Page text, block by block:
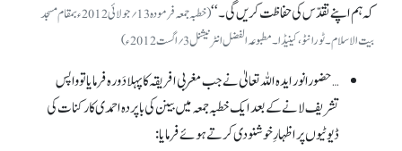
کہ ہم اپنے تقدّس کی حفاظت کریں گی۔ ‘‘
(خطبہ جمعہ فرمودہ 13؍ جولائی 2012ء بمقام مسجد
بیت الاسلام۔ ٹورانٹو، کینیڈا۔ مطبوعہ الفضل انٹرنیشنل 3؍اگست 2012ء)
…حضورانور ایدہ اللہ تعالیٰ نے جب مغربی افریقہ کا پہلا دَورہ فرمایا تو واپس
تشریف لانے کے بعد ایک خطبہ جمعہ میں بینن کی باپردہ احمدی کارکنات کی
ڈیوٹیوں پر اظہارِ خوشنودی کرتے ہوئے فرمایا: